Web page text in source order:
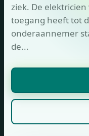
ziek. De
toegang heeft tot
onderaannemer
de...